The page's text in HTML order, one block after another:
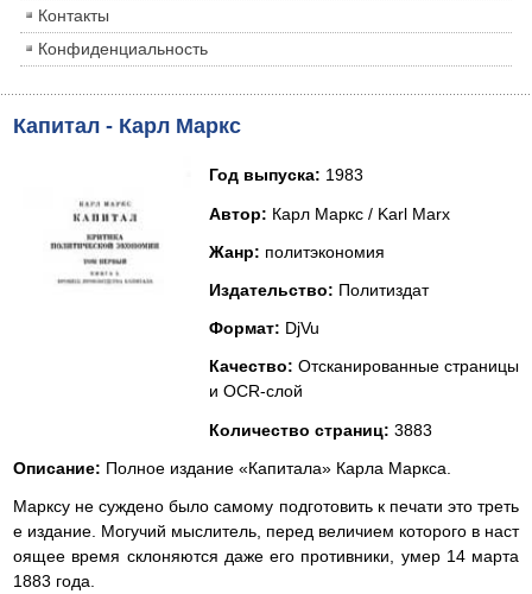
Контакты
Конфиденциальность
Капитал - Карл Маркс
Год выпуска: 1983
Автор: Карл Маркс / Karl Marx
Жанр: политэкономия
Издательство: Политиздат
Формат: DjVu
Качество: Отсканированные страницы
и OCR-слой
Количество страниц: 3883
Описание: Полное издание «Капитала» Карла Маркса.
Марксу не суждено было самому подготовить к печати это треть
е издание. Могучий мыслитель, перед величием которого в наст
оящее время склоняются даже его противники, умер 14 марта
1883 года.